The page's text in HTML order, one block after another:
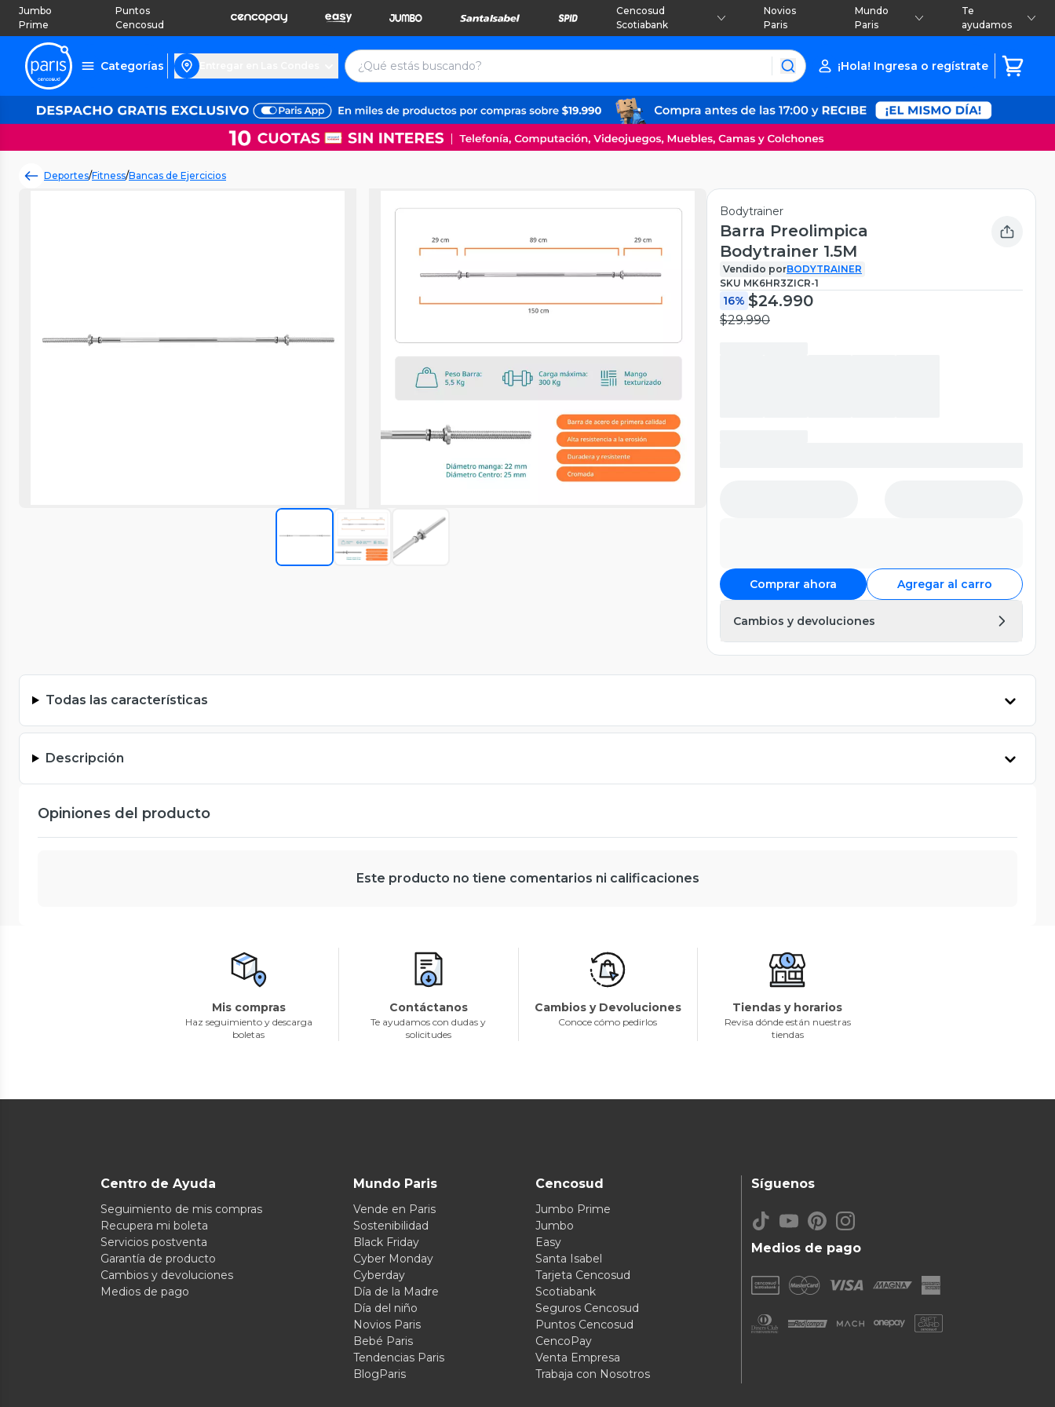
Jumbo
Prime
Puntos
Cencosud
Cencosud
Scotiabank
Novios
Paris
Mundo
Paris
Te
ayudamos
Categorías ¡Hola! Ingresa o regístrate
Deportes/Fitness/Bancas de Ejercicios
Bodytrainer
Barra Preolimpica
Bodytrainer 1.5M
Vendido porBODYTRAINER
SKU MK6HR3ZICR-1
16% $24.990
$29.990
Comprar ahora Agregar al carro
Cambios y devoluciones
Todas las características
Descripción
Opiniones del producto
Este producto no tiene comentarios ni calificaciones
Mis compras
Haz seguimiento y descarga
boletas
Contáctanos
Te ayudamos con dudas y
solicitudes
Cambios y Devoluciones
Conoce cómo pedirlos
Tiendas y horarios
Revisa dónde están nuestras
tiendas
Centro de Ayuda
Seguimiento de mis compras
Recupera mi boleta
Servicios postventa
Garantía de producto
Cambios y devoluciones
Medios de pago
Mundo Paris
Vende en Paris
Sostenibilidad
Black Friday
Cyber Monday
Cyberday
Día de la Madre
Día del niño
Novios Paris
Bebé Paris
Tendencias Paris
BlogParis
Cencosud
Jumbo Prime
Jumbo
Easy
Santa Isabel
Tarjeta Cencosud
Scotiabank
Seguros Cencosud
Puntos Cencosud
CencoPay
Venta Empresa
Trabaja con Nosotros
Medios de pago
Síguenos